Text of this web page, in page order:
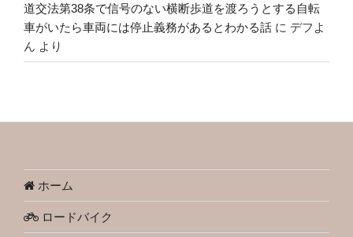
道交法第38条で信号のない横断歩道を渡ろうとする自転
車がいたら車両には停止義務があるとわかる話 に デフよ
ん より
ホーム
ロードバイク